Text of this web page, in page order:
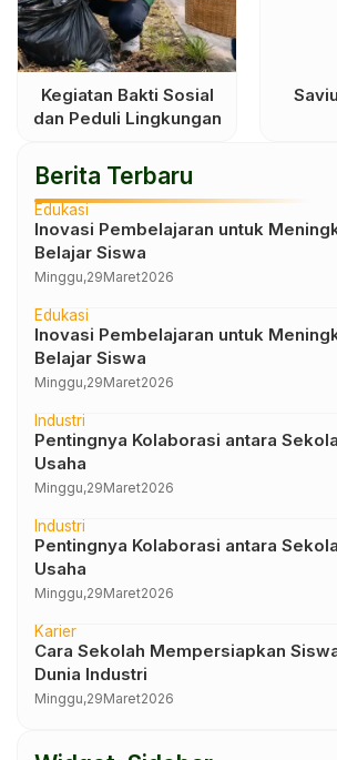
Kegiatan Bakti Sosial
dan Peduli Lingkungan
Berita Terbaru
Edukasi
Inovasi Pembelajaran untuk
Belajar Siswa
Minggu,29Maret2026
Edukasi
Inovasi Pembelajaran untuk
Belajar Siswa
Minggu,29Maret2026
Industri
Pentingnya Kolaborasi antara
Usaha
Minggu,29Maret2026
Industri
Pentingnya Kolaborasi antara
Usaha
Minggu,29Maret2026
Karier
Cara Sekolah Mempersiapkan
Dunia Industri
Minggu,29Maret2026